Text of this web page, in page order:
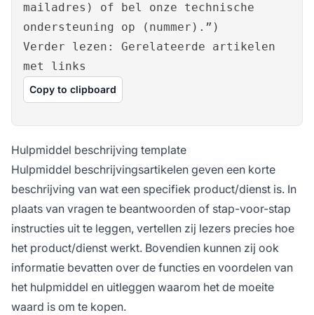
mailadres) of bel onze technische
ondersteuning op (nummer).”)
Verder lezen: Gerelateerde artikelen
met links
Copy to clipboard
Hulpmiddel beschrijving template
Hulpmiddel beschrijvingsartikelen geven een korte
beschrijving van wat een specifiek product/dienst is. In
plaats van vragen te beantwoorden of stap-voor-stap
instructies uit te leggen, vertellen zij lezers precies hoe
het product/dienst werkt. Bovendien kunnen zij ook
informatie bevatten over de functies en voordelen van
het hulpmiddel en uitleggen waarom het de moeite
waard is om te kopen.